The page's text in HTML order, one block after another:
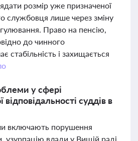
розмір уже призначеної
службовця лише через зміну
Право на пенсію,
до чинного
стабільність і захищається
у сфері
суддів в
включають порушення
узурпацію влади у Вищій раді